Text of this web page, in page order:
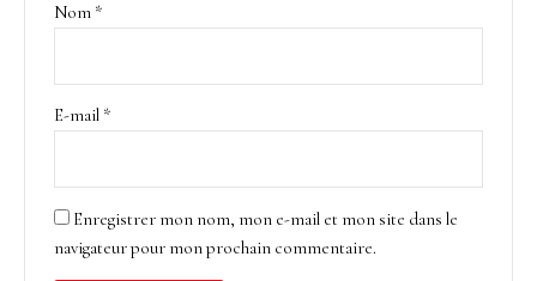
Nom *
E-mail *
Enregistrer mon nom, mon e-mail et mon site dans le
navigateur pour mon prochain commentaire.